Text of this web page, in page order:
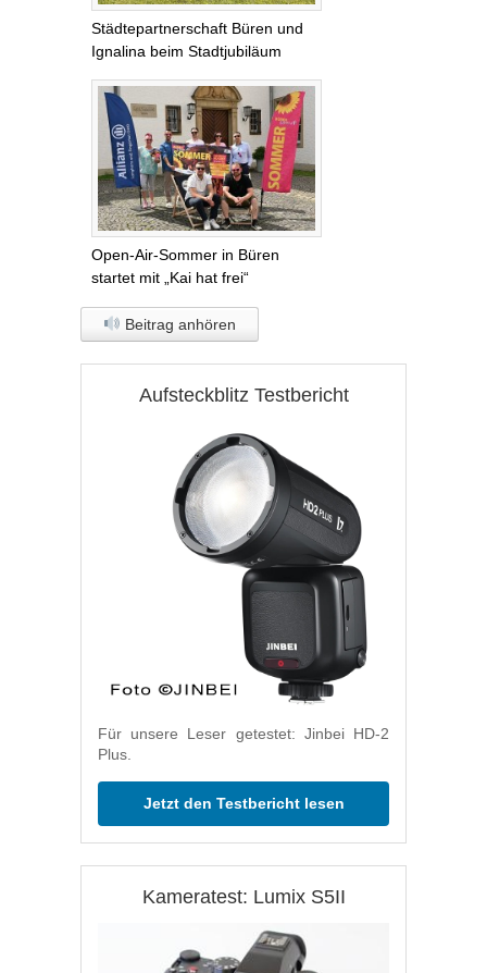
Städtepartnerschaft Büren und
Ignalina beim Stadtjubiläum
Open-Air-Sommer in Büren
startet mit „Kai hat frei“
Beitrag anhören
Aufsteckblitz Testbericht
Für unsere Leser getestet: Jinbei HD-2
Plus.
Jetzt den Testbericht lesen
Kameratest: Lumix S5II